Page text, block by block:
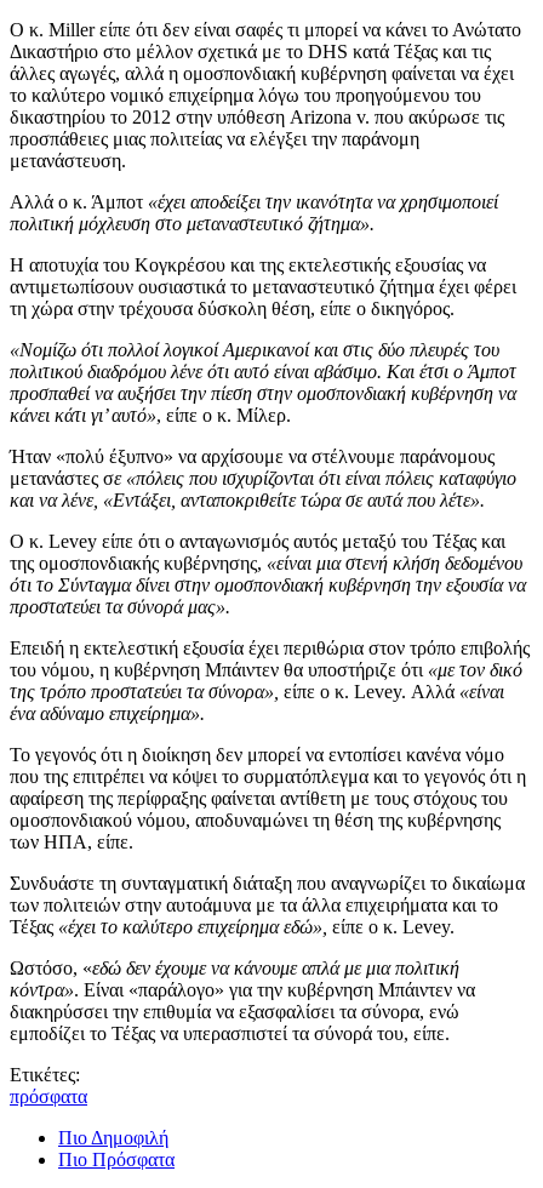
Ο κ. Miller είπε ότι δεν είναι σαφές τι μπορεί να κάνει το Ανώτατο
Δικαστήριο στο μέλλον σχετικά με το DHS κατά Τέξας και τις
άλλες αγωγές, αλλά η ομοσπονδιακή κυβέρνηση φαίνεται να έχει
το καλύτερο νομικό επιχείρημα λόγω του προηγούμενου του
δικαστηρίου το 2012 στην υπόθεση Arizona v. που ακύρωσε τις
προσπάθειες μιας πολιτείας να ελέγξει την παράνομη
μετανάστευση.
Αλλά ο κ. Άμποτ «έχει αποδείξει την ικανότητα να χρησιμοποιεί
πολιτική μόχλευση στο μεταναστευτικό ζήτημα».
Η αποτυχία του Κογκρέσου και της εκτελεστικής εξουσίας να
αντιμετωπίσουν ουσιαστικά το μεταναστευτικό ζήτημα έχει φέρει
τη χώρα στην τρέχουσα δύσκολη θέση, είπε ο δικηγόρος.
«Νομίζω ότι πολλοί λογικοί Αμερικανοί και στις δύο πλευρές του
πολιτικού διαδρόμου λένε ότι αυτό είναι αβάσιμο. Και έτσι ο Άμποτ
προσπαθεί να αυξήσει την πίεση στην ομοσπονδιακή κυβέρνηση να
κάνει κάτι γι’ αυτό», είπε ο κ. Μίλερ.
Ήταν «πολύ έξυπνο» να αρχίσουμε να στέλνουμε παράνομους
μετανάστες σε «πόλεις που ισχυρίζονται ότι είναι πόλεις καταφύγιο
και να λένε, «Εντάξει, ανταποκριθείτε τώρα σε αυτά που λέτε».
Ο κ. Levey είπε ότι ο ανταγωνισμός αυτός μεταξύ του Τέξας και
της ομοσπονδιακής κυβέρνησης, «είναι μια στενή κλήση δεδομένου
ότι το Σύνταγμα δίνει στην ομοσπονδιακή κυβέρνηση την εξουσία να
προστατεύει τα σύνορά μας».
Επειδή η εκτελεστική εξουσία έχει περιθώρια στον τρόπο επιβολής
του νόμου, η κυβέρνηση Μπάιντεν θα υποστήριζε ότι «με τον δικό
της τρόπο προστατεύει τα σύνορα», είπε ο κ. Levey. Αλλά «είναι
ένα αδύναμο επιχείρημα».
Το γεγονός ότι η διοίκηση δεν μπορεί να εντοπίσει κανένα νόμο
που της επιτρέπει να κόψει το συρματόπλεγμα και το γεγονός ότι η
αφαίρεση της περίφραξης φαίνεται αντίθετη με τους στόχους του
ομοσπονδιακού νόμου, αποδυναμώνει τη θέση της κυβέρνησης
των ΗΠΑ, είπε.
Συνδυάστε τη συνταγματική διάταξη που αναγνωρίζει το δικαίωμα
των πολιτειών στην αυτοάμυνα με τα άλλα επιχειρήματα και το
Τέξας «έχει το καλύτερο επιχείρημα εδώ», είπε ο κ. Levey.
Ωστόσο, «εδώ δεν έχουμε να κάνουμε απλά με μια πολιτική
κόντρα». Είναι «παράλογο» για την κυβέρνηση Μπάιντεν να
διακηρύσσει την επιθυμία να εξασφαλίσει τα σύνορα, ενώ
εμποδίζει το Τέξας να υπερασπιστεί τα σύνορά του, είπε.
Ετικέτες:
πρόσφατα
Πιο Δημοφιλή
Πιο Πρόσφατα